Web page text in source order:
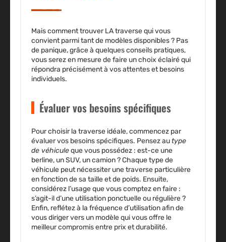
Mais comment trouver LA traverse qui vous
convient parmi tant de modèles disponibles ? Pas
de panique, grâce à quelques conseils pratiques,
vous serez en mesure de faire un choix éclairé qui
répondra précisément à vos attentes et besoins
individuels.
Évaluer vos besoins spécifiques
Pour choisir la traverse idéale, commencez par
évaluer vos besoins spécifiques. Pensez autype
de véhiculeque vous possédez : est-ce une
berline, un SUV, un camion ? Chaque type de
véhicule peut nécessiter une traverse particulière
en fonction de sa taille et de poids. Ensuite,
considérez l’usage que vous comptez en faire :
s’agit-il d’une utilisation ponctuelle ou régulière ?
Enfin, reflétez à la fréquence d’utilisation afin de
vous diriger vers un modèle qui vous offre le
meilleur compromis entre prix et durabilité.